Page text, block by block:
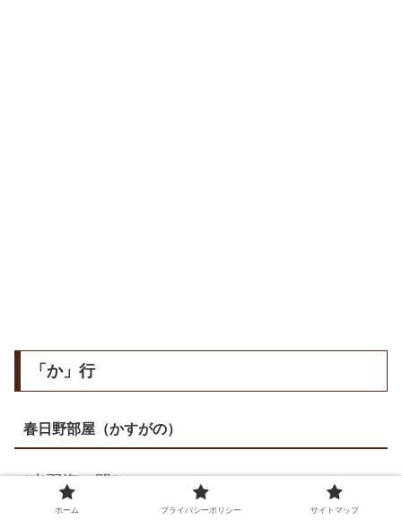
「か」行
春日野部屋（かすがの）
［出羽海一門］
師匠：春日野 清隆（元関脇栃乃和歌
ホーム プライバシーポリシー サイトマップ